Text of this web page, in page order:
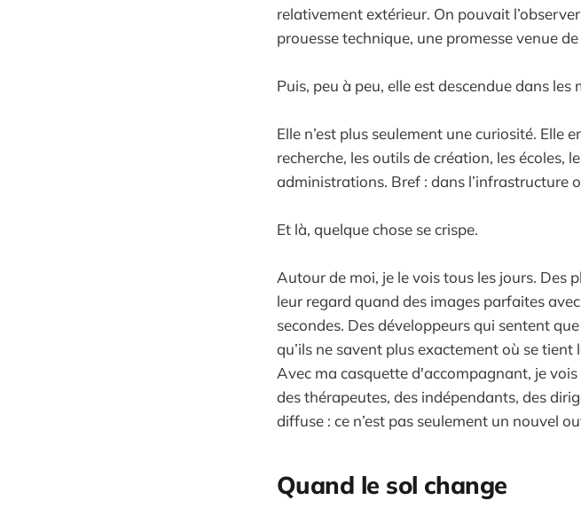
relativement extérieur. On pouvait
prouesse technique, une promesse venue
Puis, peu à peu, elle est descendue dans les
Elle n’est plus seulement une curiosité. Elle
recherche, les outils de création, les écoles,
administrations. Bref : dans l’infrastructure
Et là, quelque chose se crispe.
Autour de moi, je le vois tous les jours. Des
leur regard quand des images parfaites avec
secondes. Des développeurs qui sentent
qu’ils ne savent plus exactement où se tient
Avec ma casquette d'accompagnant, je
des thérapeutes, des indépendants, des
diffuse : ce n’est pas seulement un nouvel
Quand le sol change